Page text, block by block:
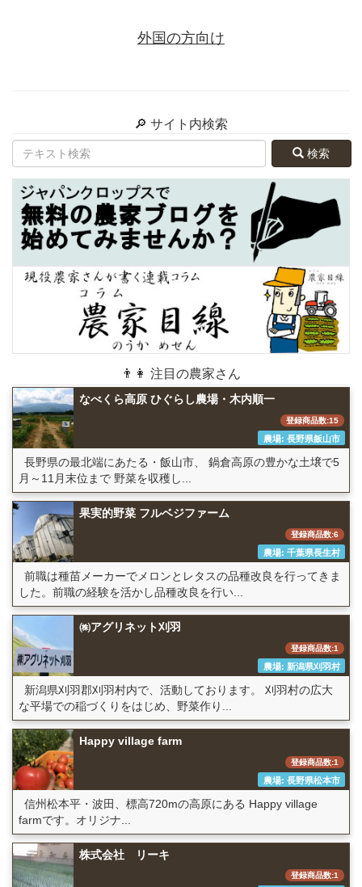
外国の方向け
🔎 サイト内検索
検索
👨👩 注目の農家さん
なべくら高原 ひぐらし農場・木内順一
登録商品数:15
農場: 長野県飯山市
長野県の最北端にあたる・飯山市、 鍋倉高原の豊かな土壌で5
月～11月末位まで 野菜を収穫し...
果実的野菜 フルベジファーム
登録商品数:6
農場: 千葉県長生村
前職は種苗メーカーでメロンとレタスの品種改良を行ってきま
した。前職の経験を活かし品種改良を行い...
㈱アグリネット刈羽
登録商品数:1
農場: 新潟県刈羽村
新潟県刈羽郡刈羽村内で、活動しております。 刈羽村の広大
な平場での稲づくりをはじめ、野菜作り...
Happy village farm
登録商品数:1
農場: 長野県松本市
信州松本平・波田、標高720mの高原にある Happy village
farmです。オリジナ...
株式会社 リーキ
登録商品数:1